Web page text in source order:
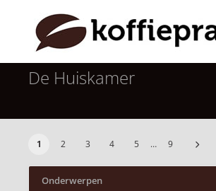
De Huiskamer
1 2 3 4 5 … 9
Onderwerpen